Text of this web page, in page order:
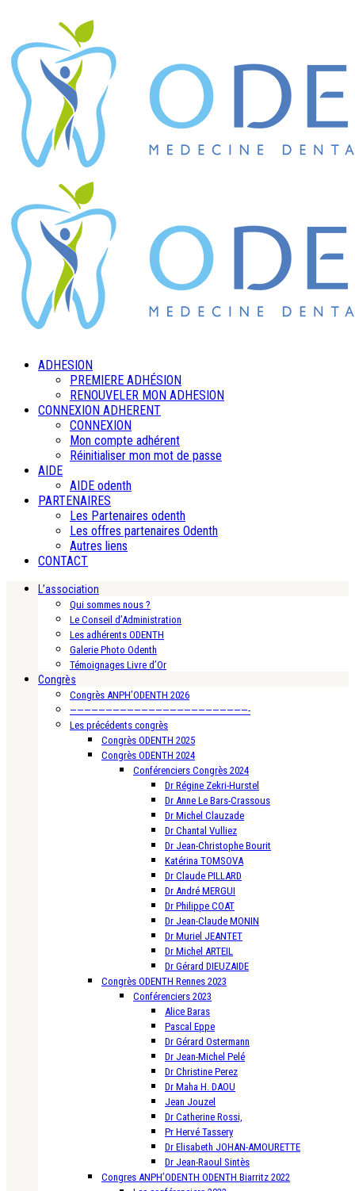
ADHESION
PREMIERE ADHÉSION
RENOUVELER MON ADHESION
CONNEXION ADHERENT
CONNEXION
Mon compte adhérent
Réinitialiser mon mot de passe
AIDE
AIDE odenth
PARTENAIRES
Les Partenaires odenth
Les offres partenaires Odenth
Autres liens
CONTACT
L’association
Qui sommes nous ?
Le Conseil d’Administration
Les adhérents ODENTH
Galerie Photo Odenth
Témoignages Livre d’Or
Congrès
Congrès ANPH’ODENTH 2026
—————————————————————————-
Les précédents congrès
Congrès ODENTH 2025
Congrès ODENTH 2024
Conférenciers Congrès 2024
Dr Régine Zekri-Hurstel
Dr Anne Le Bars-Crassous
Dr Michel Clauzade
Dr Chantal Vulliez
Dr Jean-Christophe Bourit
Katérina TOMSOVA
Dr Claude PILLARD
Dr André MERGUI
Dr Philippe COAT
Dr Jean-Claude MONIN
Dr Muriel JEANTET
Dr Michel ARTEIL
Dr Gérard DIEUZAIDE
Congrès ODENTH Rennes 2023
Conférenciers 2023
Alice Baras
Pascal Eppe
Dr Gérard Ostermann
Dr Jean-Michel Pelé
Dr Christine Perez
Dr Maha H. DAOU
Jean Jouzel
Dr Catherine Rossi,
Pr Hervé Tassery
Dr Elisabeth JOHAN-AMOURETTE
Dr Jean-Raoul Sintès
Congres ANPH’ODENTH ODENTH Biarritz 2022